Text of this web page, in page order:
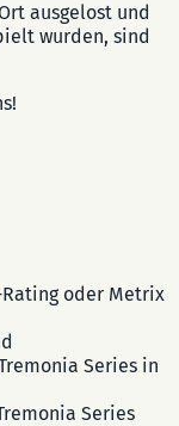
ausgelost und
wurden, sind
Rating oder Metrix
Series in
Series